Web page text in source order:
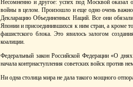
Несомненно и другое: успех под Москвой оказал
войны в целом. Произошло и еще одно очень
Декларацию Объединенных Наций. Все они
Японии и присоединившихся к ним стран, а кроме
фашистского блока. Это явилось залогом
коалиции.
Федеральный закон Российской Федерации «О
начала контрнаступления советских войск против
Ни одна столица мира не дала такого мощного